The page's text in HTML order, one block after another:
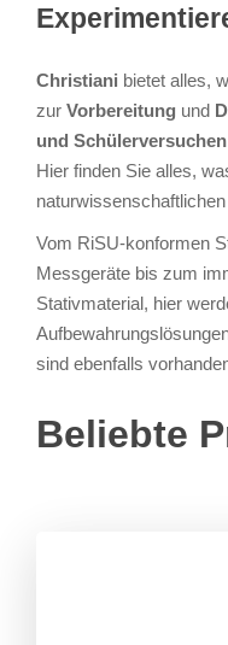
Christiani bietet alles,
zur Vorbereitung und
und Schülerversuchen
Hier finden Sie alles,
Vom RiSU-konformen
Messgeräte bis zum
Stativmaterial, hier
sind ebenfalls
Beliebte